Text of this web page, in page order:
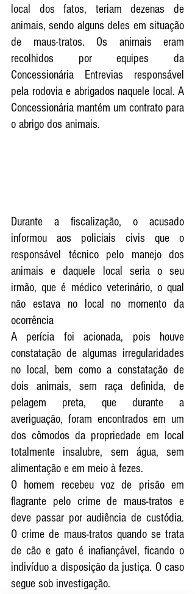
local dos fatos, teriam dezenas de
animais, sendo alguns deles em situação
de maus-tratos. Os animais eram
recolhidos por equipes da
Concessionária Entrevias responsável
pela rodovia e abrigados naquele local. A
Concessionária mantém um contrato para
o abrigo dos animais.
Durante a fiscalização, o acusado
informou aos policiais civis que o
responsável técnico pelo manejo dos
animais e daquele local seria o seu
irmão, que é médico veterinário, o qual
não estava no local no momento da
ocorrência
A perícia foi acionada, pois houve
constatação de algumas irregularidades
no local, bem como a constatação de
dois animais, sem raça definida, de
pelagem preta, que durante a
averiguação, foram encontrados em um
dos cômodos da propriedade em local
totalmente insalubre, sem água, sem
alimentação e em meio à fezes.
O homem recebeu voz de prisão em
flagrante pelo crime de maus-tratos e
deve passar por audiência de custódia.
O crime de maus-tratos quando se trata
de cão e gato é inafiançável, ficando o
indivíduo a disposição da justiça. O caso
segue sob investigação.